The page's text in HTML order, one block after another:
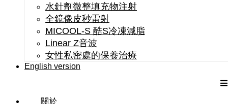
水針劑微整填充物注射
全鏡像皮秒雷射
MICOOL-S 酷S冷凍減脂
Linear Z音波
女性私密處的保養治療
English version
關於